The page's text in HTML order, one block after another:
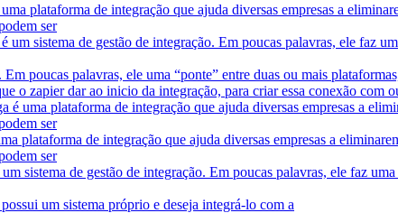
plataforma de integração que ajuda diversas empresas a
ser
um sistema de gestão de integração. Em poucas palavras, ele faz
poucas palavras, ele uma “ponte” entre duas ou mais
o zapier dar ao inicio da integração, para criar essa conexão com
é uma plataforma de integração que ajuda diversas empresas a
ser
plataforma de integração que ajuda diversas empresas a
ser
sistema de gestão de integração. Em poucas palavras, ele faz
um sistema próprio e deseja integrá-lo com a